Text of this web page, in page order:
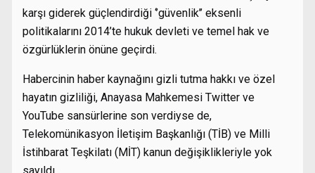
karşı giderek güçlendirdiği ‘’güvenlik’’ eksenli
politikalarını 2014’te hukuk devleti ve temel hak ve
özgürlüklerin önüne geçirdi.
Habercinin haber kaynağını gizli tutma hakkı ve özel
hayatın gizliliği, Anayasa Mahkemesi Twitter ve
YouTube sansürlerine son verdiyse de,
Telekomünikasyon İletişim Başkanlığı (TİB) ve Milli
İstihbarat Teşkilatı (MİT) kanun değişiklikleriyle yok